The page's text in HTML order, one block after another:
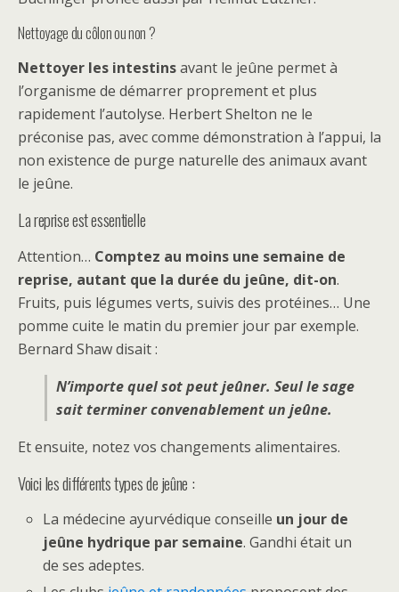
Nettoyage du côlon ou non ?
Nettoyer les intestinsavant le jeûne permet à
l’organisme de démarrer proprement et plus
rapidement l’autolyse. Herbert Shelton ne le
préconise pas, avec comme démonstration à l’appui, la
non existence de purge naturelle des animaux avant
le jeûne.
La reprise est essentielle
Attention… Comptez au moins une semaine de
reprise, autant que la durée du jeûne, dit-on.
Fruits, puis légumes verts, suivis des protéines… Une
pomme cuite le matin du premier jour par exemple.
Bernard Shaw disait :
N’importe quel sot peut jeûner. Seul le sage
sait terminer convenablement un jeûne.
Et ensuite, notez vos changements alimentaires.
Voici les différents types de jeûne :
La médecine ayurvédique conseille un jour de
jeûne hydrique par semaine. Gandhi était un
de ses adeptes.